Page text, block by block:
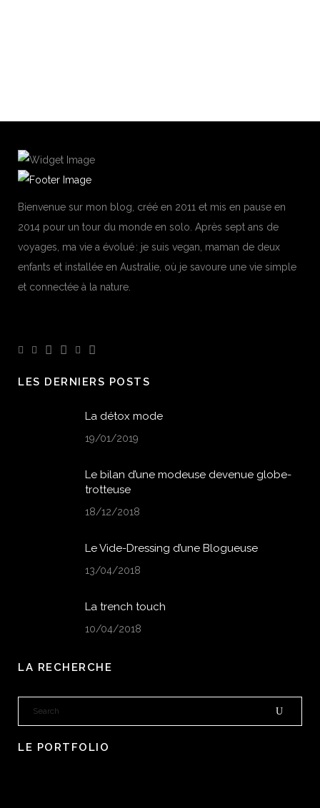
Bienvenue sur mon blog, créé en 2011 et mis en pause en
2014 pour un tour du monde en solo. Après sept ans de
voyages, ma vie a évolué : je suis vegan, maman de deux
enfants et installée en Australie, où je savoure une vie simple
et connectée à la nature.
LES DERNIERS POSTS
La détox mode
19/01/2019
Le bilan d’une modeuse devenue globe-
trotteuse
18/12/2018
Le Vide-Dressing d’une Blogueuse
13/04/2018
La trench touch
10/04/2018
LA RECHERCHE
LE PORTFOLIO